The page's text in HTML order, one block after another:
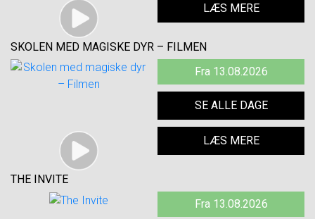
LÆS MERE
SKOLEN MED MAGISKE DYR – FILMEN
Fra 13.08.2026
SE ALLE DAGE
LÆS MERE
THE INVITE
Fra 13.08.2026